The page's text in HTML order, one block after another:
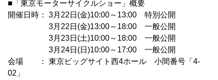
■「東京モーターサイクルショー」概要
開催日時： 3月22日(金)10:00～13:00 特別公開
3月22日(金)13:00～18:00 一般公開
3月23日(土)10:00～18:00 一般公開
3月24日(日)10:00～17:00 一般公開
会場 ： 東京ビッグサイト西4ホール 小間番号「4-
02」